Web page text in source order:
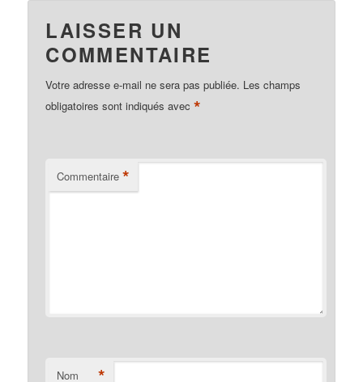
LAISSER UN
COMMENTAIRE
Votre adresse e-mail ne sera pas publiée. Les champs
obligatoires sont indiqués avec*
Commentaire *
Nom *